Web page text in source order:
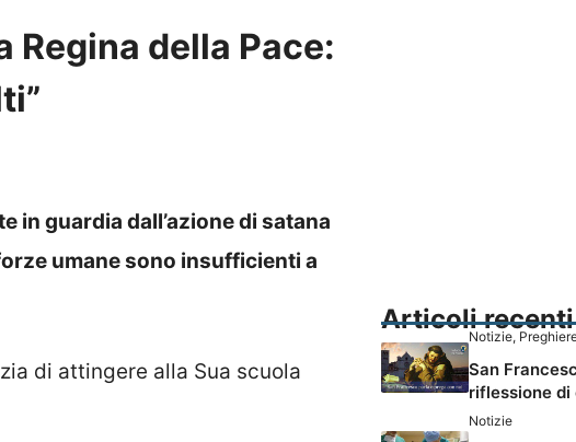
Regina della Pace:
in guardia dall’azione di satana
umane sono insufficienti a
di attingere alla Sua scuola
Articoli recenti
Notizie,
San
riflessione di
Notizie